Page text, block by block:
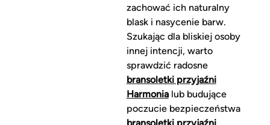
zachować ich naturalny
blask i nasycenie barw.
Szukając dla bliskiej osoby
innej intencji, warto
sprawdzić radosne
bransoletki przyjaźni
Harmonialub budujące
poczucie bezpieczeństwa